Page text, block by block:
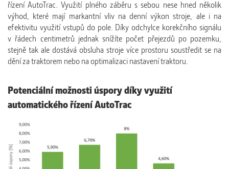
řízení AutoTrac. Využití plného záběru s sebou nese hned několik
výhod, které mají markantní vliv na denní výkon stroje, ale i na
efektivitu využití vstupů do pole. Díky odchylce korekčního signálu
v řádech centimetrů jednak snížíte počet přejezdů po pozemku,
stejně tak ale dostává obsluha stroje více prostoru soustředit se na
dění za traktorem nebo na optimalizaci nastavení traktoru.
Potenciální možnosti úspory díky využití
automatického řízení AutoTrac